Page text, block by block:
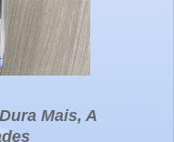
Mais, A